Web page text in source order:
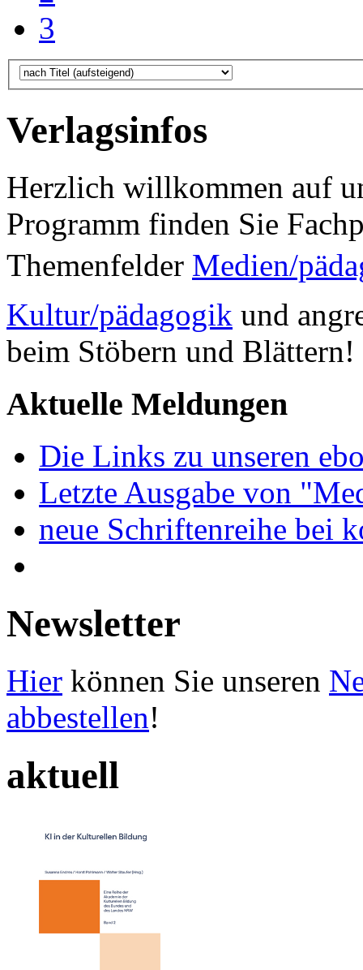
3
Verlagsinfos
Herzlich willkommen auf
Programm finden Sie
Themenfelder Medien/
Kultur/pädagogik und
beim Stöbern und Blättern!
Aktuelle Meldungen
Die Links zu unseren
Letzte Ausgabe von
neue Schriftenreihe bei
Newsletter
Hier können Sie unseren
abbestellen!
aktuell